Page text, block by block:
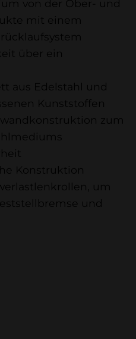
von der Ober- und
mit einem
über ein
aus Edelstahl und
Kunststoffen
zum
Konstruktion
um
und